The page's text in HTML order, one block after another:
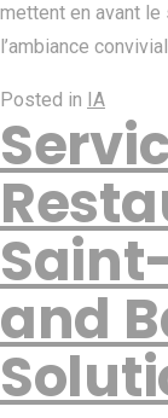
mettent en avant
l’ambiance
Posted in IA
and